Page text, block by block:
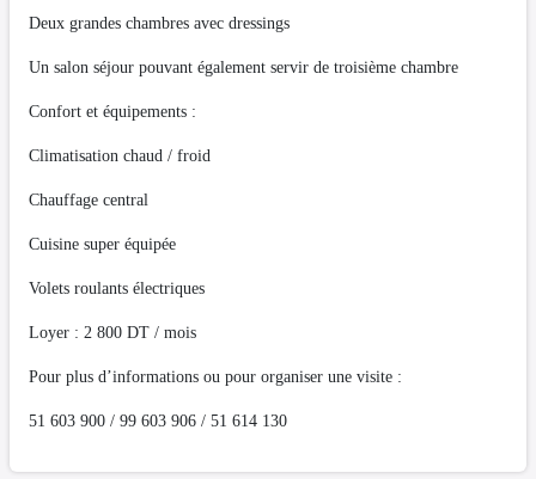
Deux grandes chambres avec dressings
Un salon séjour pouvant également servir de troisième chambre
Confort et équipements :
Climatisation chaud / froid
Chauffage central
Cuisine super équipée
Volets roulants électriques
Loyer : 2 800 DT / mois
Pour plus d’informations ou pour organiser une visite :
51 603 900 / 99 603 906 / 51 614 130